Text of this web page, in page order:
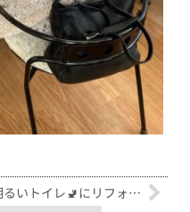
明るいトイレ🚽にリフォームしてきました✨